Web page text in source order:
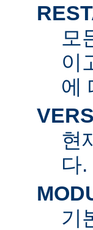
모
이
에
현
다.
기